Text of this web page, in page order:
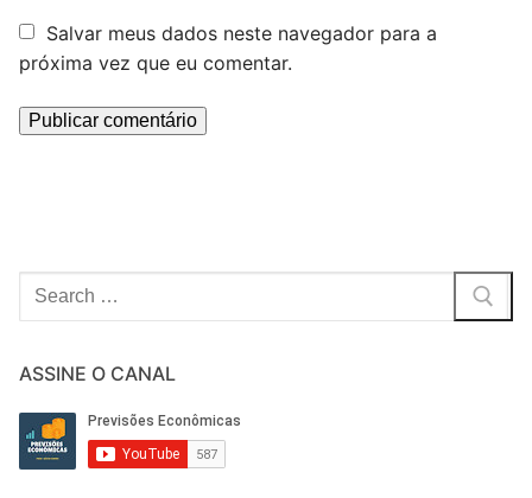
Salvar meus dados neste navegador para a
próxima vez que eu comentar.
Pesquisar
por:
ASSINE O CANAL